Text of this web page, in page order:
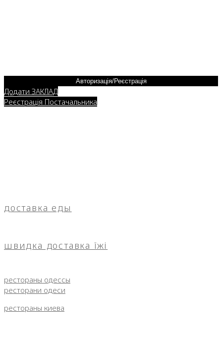
Авторизація/Реєстрація
Додати ЗАКЛАД
Реєстрація Постачальника
доставка еды
швидка доставка їжі
рестораны одессы
ресторани одеси
рестораны киева